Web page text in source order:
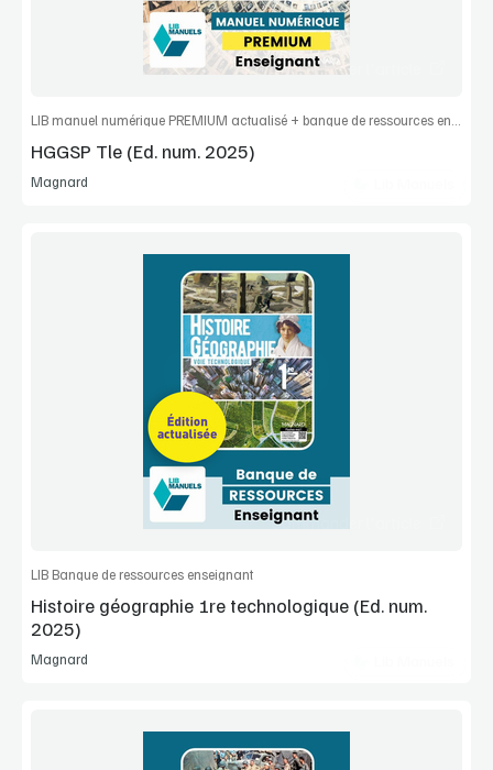
Commander l'article
HGGSP Tle (Ed. num. 2025)
Magnard
Voir la démo
Extrait
Commander l'article
LIB Banque de ressources enseignant
Histoire géographie 1re technologique (Ed. num.
2025)
Magnard